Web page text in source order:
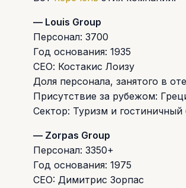
— Louis Group
Персонал: 3700
Год основания: 1935
СЕО: Костакис Лоизу
Доля персонала, занятого в
Присутствие за рубежом:
Сектор: Туризм и гостиничный
— Zorpas Group
Персонал: 3350+
Год основания: 1975
CEO: Димитрис Зорпас